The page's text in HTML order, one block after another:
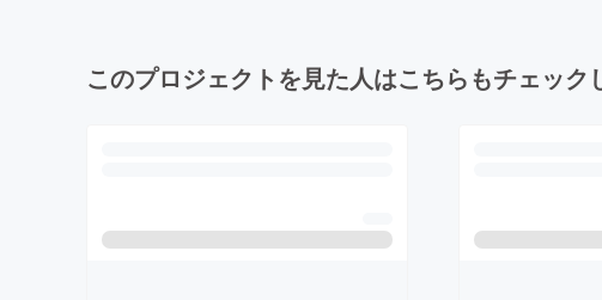
このプロジェクトを見た人はこちらもチェック